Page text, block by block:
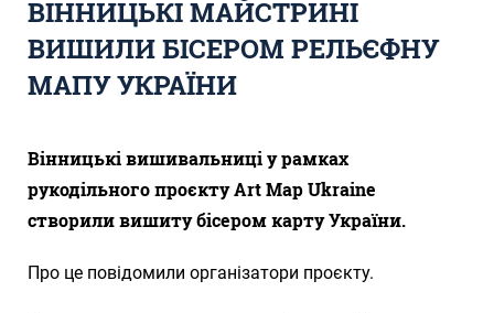
ВІННИЦЬКІ МАЙСТРИНІ
ВИШИЛИ БІСЕРОМ РЕЛЬЄФНУ
МАПУ УКРАЇНИ
Вінницькі вишивальниці у рамках
рукодільного проєкту Art Map Ukraine
створили вишиту бісером карту України.
Про це повідомили організатори проєкту.